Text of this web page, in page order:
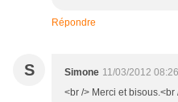
Répondre
S Simone 11/03/2012 08:26
<br /> Merci et bisous.<br